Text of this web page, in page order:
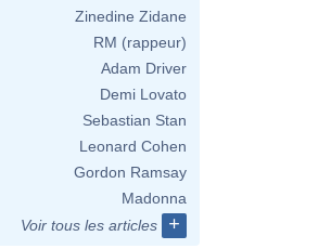
Zinedine Zidane
RM (rappeur)
Adam Driver
Demi Lovato
Sebastian Stan
Leonard Cohen
Gordon Ramsay
Madonna
Voir tous les articles
+